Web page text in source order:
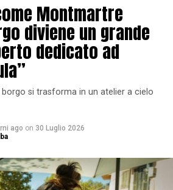
Montmartre
diviene un grande
dedicato ad
borgo si trasforma in un atelier a cielo
ago on 30 Luglio 2026